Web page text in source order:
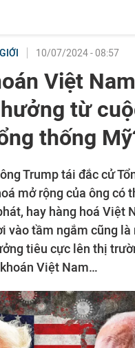
10/07/2024 - 08:57
Việt
từ
thống
Trump tái đắc cử
mở rộng của ông có
hay hàng hoá Việt
vào tầm ngắm cũng là
tiêu cực lên thị
khoán Việt Nam…